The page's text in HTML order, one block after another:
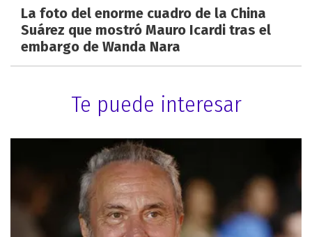
La foto del enorme cuadro de la China
Suárez que mostró Mauro Icardi tras el
embargo de Wanda Nara
Te puede interesar